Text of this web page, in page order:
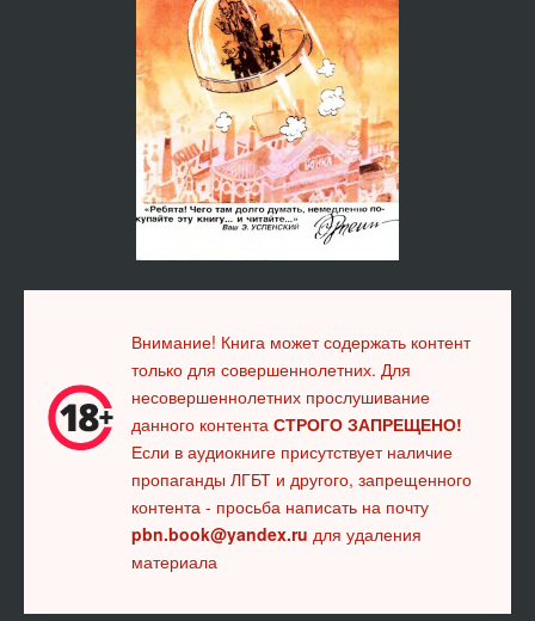
Внимание! Книга может содержать контент
только для совершеннолетних. Для
несовершеннолетних прослушивание
данного контента СТРОГО ЗАПРЕЩЕНО!
Если в аудиокниге присутствует наличие
пропаганды ЛГБТ и другого, запрещенного
контента - просьба написать на почту
pbn.book@yandex.ru для удаления
материала